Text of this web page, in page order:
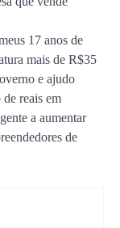
17 anos de
mais de R$35
e ajudo
reais em
a aumentar
de